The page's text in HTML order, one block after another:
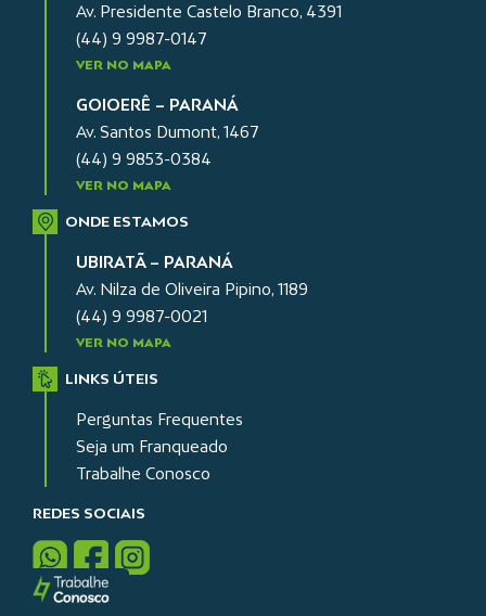
Av. Presidente Castelo Branco, 4391
(44) 9 9987-0147
VER NO MAPA
GOIOERÊ – PARANÁ
Av. Santos Dumont, 1467
(44) 9 9853-0384
VER NO MAPA
ONDE ESTAMOS
UBIRATÃ – PARANÁ
Av. Nilza de Oliveira Pipino, 1189
(44) 9 9987-0021
VER NO MAPA
LINKS ÚTEIS
Perguntas Frequentes
Seja um Franqueado
Trabalhe Conosco
REDES SOCIAIS